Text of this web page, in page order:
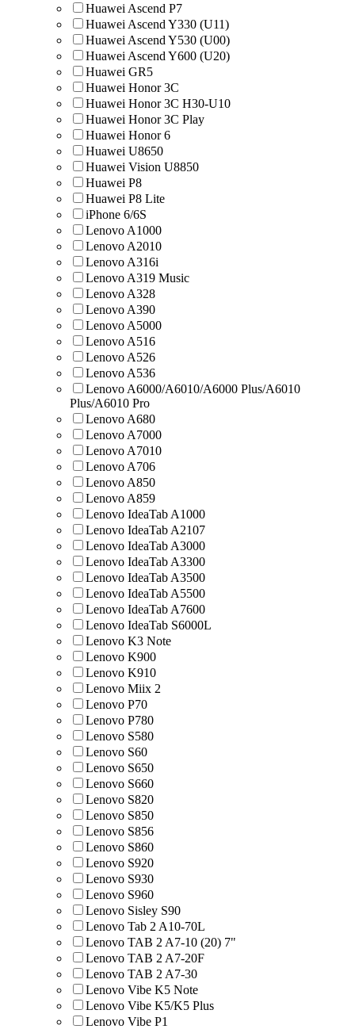
Huawei Ascend P7
Huawei Ascend Y330 (U11)
Huawei Ascend Y530 (U00)
Huawei Ascend Y600 (U20)
Huawei GR5
Huawei Honor 3C
Huawei Honor 3C H30-U10
Huawei Honor 3C Play
Huawei Honor 6
Huawei U8650
Huawei Vision U8850
Huawei Р8
Huawei Р8 Lite
iPhone 6/6S
Lenovo A1000
Lenovo A2010
Lenovo A316i
Lenovo A319 Music
Lenovo A328
Lenovo A390
Lenovo A5000
Lenovo A516
Lenovo A526
Lenovo A536
Lenovo A6000/A6010/A6000 Plus/A6010
Plus/A6010 Pro
Lenovo A680
Lenovo A7000
Lenovo A7010
Lenovo A706
Lenovo A850
Lenovo A859
Lenovo IdeaTab A1000
Lenovo IdeaTab A2107
Lenovo IdeaTab A3000
Lenovo IdeaTab A3300
Lenovo IdeaTab A3500
Lenovo IdeaTab A5500
Lenovo IdeaTab A7600
Lenovo IdeaTab S6000L
Lenovo K3 Note
Lenovo K900
Lenovo K910
Lenovo Miix 2
Lenovo P70
Lenovo P780
Lenovo S580
Lenovo S60
Lenovo S650
Lenovo S660
Lenovo S820
Lenovo S850
Lenovo S856
Lenovo S860
Lenovo S920
Lenovo S930
Lenovo S960
Lenovo Sisley S90
Lenovo Tab 2 A10-70L
Lenovo TAB 2 A7-10 (20) 7"
Lenovo TAB 2 A7-20F
Lenovo TAB 2 A7-30
Lenovo Vibe K5 Note
Lenovo Vibe K5/K5 Plus
Lenovo Vibe P1